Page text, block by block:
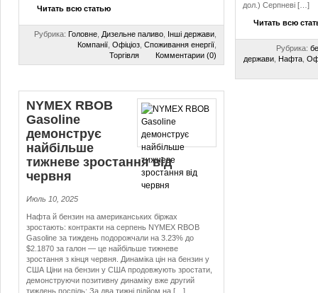
Читать всю статью
Рубрика: Головне Дизельне паливо Інші держави
Компанії Офіціоз Споживання енергії
Торгівля
Комментарии (0)
дол.) Серпневі […]
Читать всю
Рубрика:
держави Нафта
NYMEX RBOB
Gasoline
демонструє
найбільше
тижневе зростання від
червня
Июль 10, 2025
Нафта й бензин на американських біржах
зростають: контракти на серпень NYMEX RBOB
Gasoline за тиждень подорожчали на 3.23% до
$2.1870 за галон — це найбільше тижневе
зростання з кінця червня. Динаміка цін на бензин у
США Ціни на бензин у США продовжують зростати,
демонструючи позитивну динаміку вже другий
тиждень поспіль: За два тижні підйом на […]